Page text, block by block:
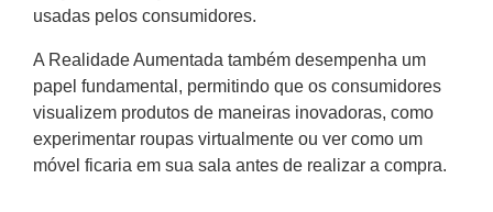
usadas pelos consumidores.
A Realidade Aumentada também desempenha um
papel fundamental, permitindo que os consumidores
visualizem produtos de maneiras inovadoras, como
experimentar roupas virtualmente ou ver como um
móvel ficaria em sua sala antes de realizar a compra.